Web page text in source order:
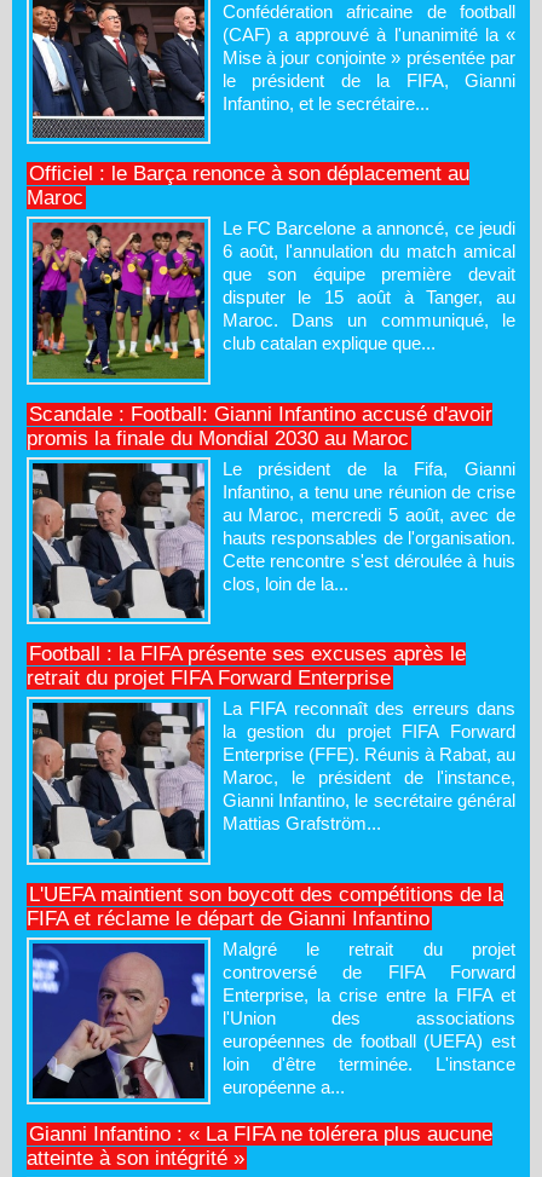
Confédération africaine de football
(CAF) a approuvé à l'unanimité la «
Mise à jour conjointe » présentée par
le président de la FIFA, Gianni
Infantino, et le secrétaire...
Officiel : le Barça renonce à son déplacement au
Maroc
Le FC Barcelone a annoncé, ce jeudi
6 août, l'annulation du match amical
que son équipe première devait
disputer le 15 août à Tanger, au
Maroc. Dans un communiqué, le
club catalan explique que...
Scandale : Football: Gianni Infantino accusé d'avoir
promis la finale du Mondial 2030 au Maroc
Le président de la Fifa, Gianni
Infantino, a tenu une réunion de crise
au Maroc, mercredi 5 août, avec de
hauts responsables de l'organisation.
Cette rencontre s'est déroulée à huis
clos, loin de la...
Football : la FIFA présente ses excuses après le
retrait du projet FIFA Forward Enterprise
La FIFA reconnaît des erreurs dans
la gestion du projet FIFA Forward
Enterprise (FFE). Réunis à Rabat, au
Maroc, le président de l'instance,
Gianni Infantino, le secrétaire général
Mattias Grafström...
L'UEFA maintient son boycott des compétitions de la
FIFA et réclame le départ de Gianni Infantino
Malgré le retrait du projet
controversé de FIFA Forward
Enterprise, la crise entre la FIFA et
l'Union des associations
européennes de football (UEFA) est
loin d'être terminée. L'instance
européenne a...
Gianni Infantino : « La FIFA ne tolérera plus aucune
atteinte à son intégrité »